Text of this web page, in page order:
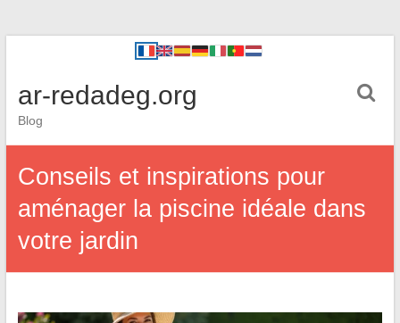
ar-redadeg.org
Blog
Conseils et inspirations pour
aménager la piscine idéale dans
votre jardin